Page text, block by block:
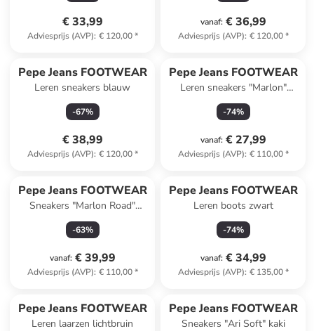
€ 33,99
Adviesprijs (AVP): € 120,00*
vanaf: € 36,99
Adviesprijs (AVP): € 120,00*
Pepe Jeans FOOTWEAR
Leren sneakers blauw
-67%
€ 38,99
Adviesprijs (AVP): € 120,00*
Pepe Jeans FOOTWEAR
Leren sneakers "Marlon"
zwart/zilverkleurig
-74%
vanaf: € 27,99
Adviesprijs (AVP): € 110,00*
Pepe Jeans FOOTWEAR
Sneakers "Marlon Road"
blauw/donkerblauw
-63%
vanaf: € 39,99
Adviesprijs (AVP): € 110,00*
Pepe Jeans FOOTWEAR
Leren boots zwart
-74%
vanaf: € 34,99
Adviesprijs (AVP): € 135,00*
Pepe Jeans FOOTWEAR
Leren laarzen lichtbruin
Pepe Jeans FOOTWEAR
Sneakers "Ari Soft" kaki